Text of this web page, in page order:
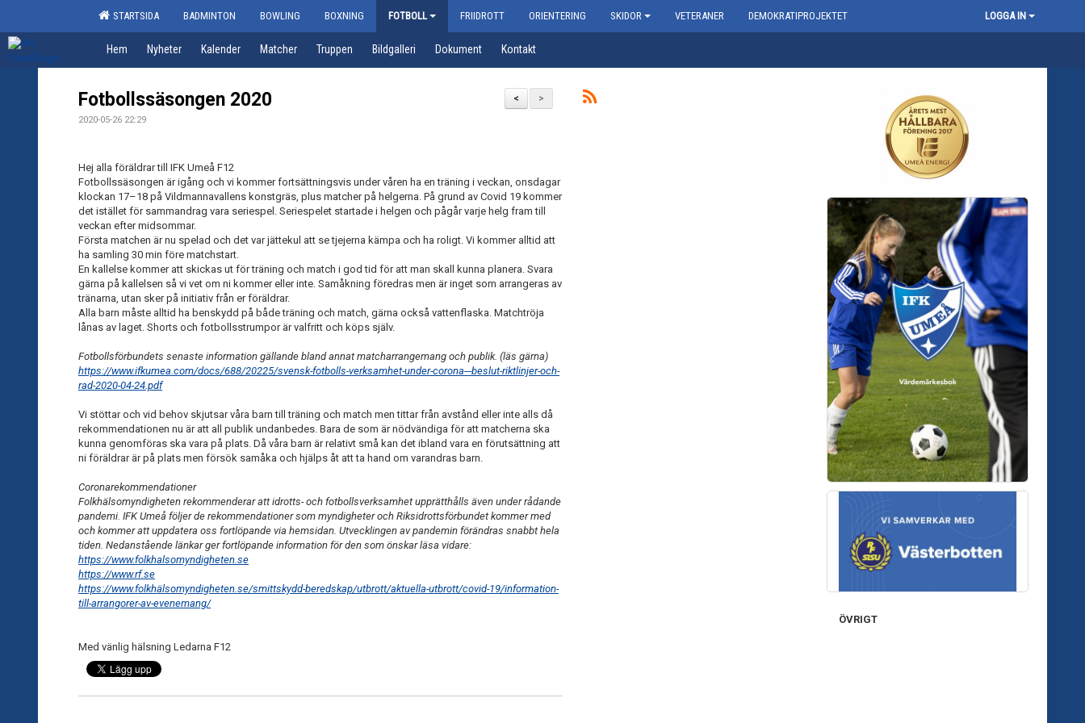
STARTSIDA BADMINTON BOWLING BOXNING FOTBOLL FRIIDROTT ORIENTERING SKIDOR VETERANER DEMOKRATIPROJEKTET LOGGA IN
Hem Nyheter Kalender Matcher Truppen Bildgalleri Dokument Kontakt
>
<
Fotbollssäsongen 2020
2020-05-26 22:29
Hej alla föräldrar till IFK Umeå F12
Fotbollssäsongen är igång och vi kommer fortsättningsvis under våren ha en träning i veckan, onsdagar
klockan 17–18 på Vildmannavallens konstgräs, plus matcher på helgerna. På grund av Covid 19 kommer
det istället för sammandrag vara seriespel. Seriespelet startade i helgen och pågår varje helg fram till
veckan efter midsommar.
Första matchen är nu spelad och det var jättekul att se tjejerna kämpa och ha roligt. Vi kommer alltid att
ha samling 30 min före matchstart.
En kallelse kommer att skickas ut för träning och match i god tid för att man skall kunna planera. Svara
gärna på kallelsen så vi vet om ni kommer eller inte. Samåkning föredras men är inget som arrangeras av
tränarna, utan sker på initiativ från er föräldrar.
Alla barn måste alltid ha benskydd på både träning och match, gärna också vattenflaska. Matchtröja
lånas av laget. Shorts och fotbollsstrumpor är valfritt och köps själv.
Fotbollsförbundets senaste information gällande bland annat matcharrangemang och publik. (läs gärna)
https://www.ifkumea.com/docs/688/20225/svensk-fotbolls-verksamhet-under-corona---beslut-riktlinjer-och-
rad-2020-04-24.pdf
Vi stöttar och vid behov skjutsar våra barn till träning och match men tittar från avstånd eller inte alls då
rekommendationen nu är att all publik undanbedes. Bara de som är nödvändiga för att matcherna ska
kunna genomföras ska vara på plats. Då våra barn är relativt små kan det ibland vara en förutsättning att
ni föräldrar är på plats men försök samåka och hjälps åt att ta hand om varandras barn.
Coronarekommendationer
Folkhälsomyndigheten rekommenderar att idrotts- och fotbollsverksamhet upprätthålls även under rådande
pandemi. IFK Umeå följer de rekommendationer som myndigheter och Riksidrottsförbundet kommer med
och kommer att uppdatera oss fortlöpande via hemsidan. Utvecklingen av pandemin förändras snabbt hela
tiden. Nedanstående länkar ger fortlöpande information för den som önskar läsa vidare:
https://www.folkhalsomyndigheten.se
https://www.rf.se
https://www.folkhälsomyndigheten.se/smittskydd-beredskap/utbrott/aktuella-utbrott/covid-19/information-
till-arrangorer-av-evenemang/
Med vänlig hälsning Ledarna F12
ÖVRIGT